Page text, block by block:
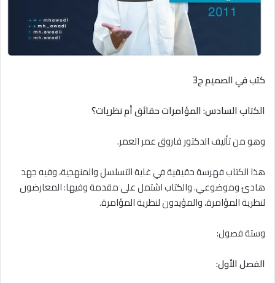
كتب في الصميم ج3
الكتاب السادس: المؤامرات حقائق أم نظريات؟
وهو من تأليف الدكتور فاروق عمر العمر.
هذا الكتاب فهرسة حقيقية في غاية التسلسل والمنهجية، وفيه جهد
هادئ وموضوعي. والكتاب اشتمل على مقدمة وفيها: المعارضون
لنظرية المؤامرة، والمؤيدون لنظرية المؤامرة.
وستة فصول:
الفصل الأول: